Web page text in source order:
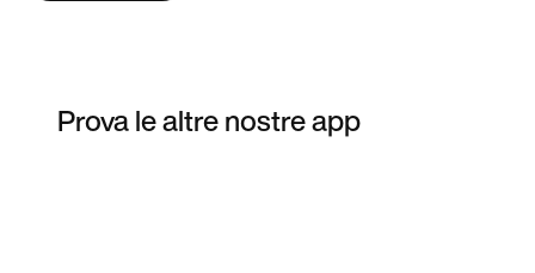
Prova le altre nostre app